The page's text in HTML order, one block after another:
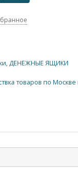
,ДЕНЕЖНЫЕ ЯЩИКИ
товаров по